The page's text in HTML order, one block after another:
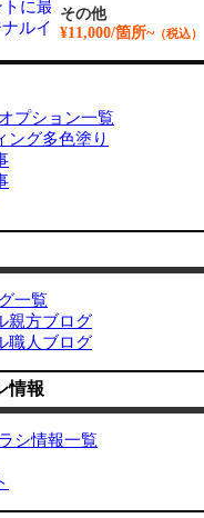
その他
¥11,000/箇所~（税込）
プション一覧
ング多色塗り
一覧
親方ブログ
職人ブログ
情報
シ情報一覧